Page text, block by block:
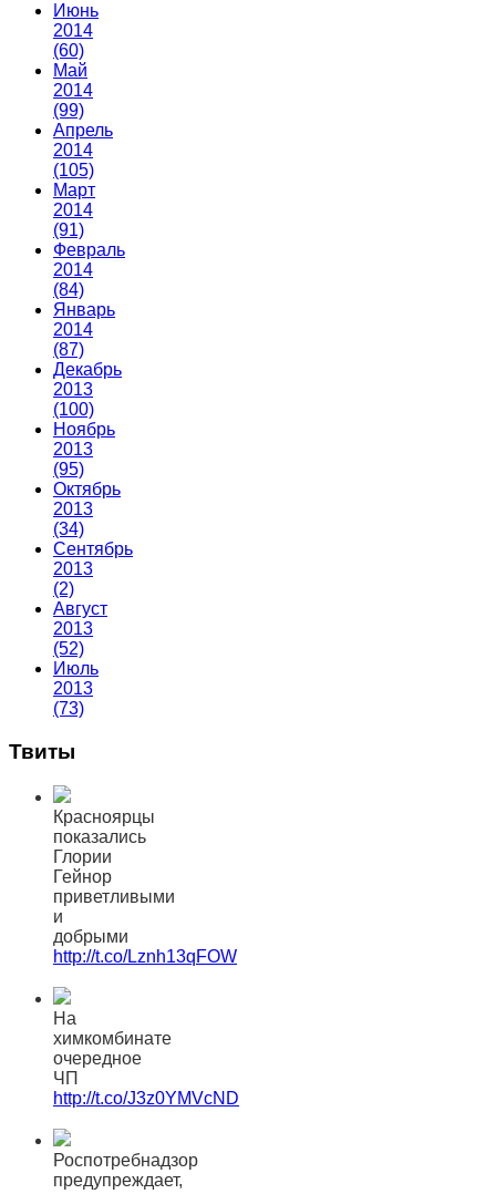
Июнь
2014
(60)
Май
2014
(99)
Апрель
2014
(105)
Март
2014
(91)
Февраль
2014
(84)
Январь
2014
(87)
Декабрь
2013
(100)
Ноябрь
2013
(95)
Октябрь
2013
(34)
Сентябрь
2013
(2)
Август
2013
(52)
Июль
2013
(73)
Твиты
Красноярцы
показались
Глории
Гейнор
приветливыми
и
добрыми
http://t.co/Lznh13qFOW
На
химкомбинате
очередное
ЧП
http://t.co/J3z0YMVcND
Роспотребнадзор
предупреждает,